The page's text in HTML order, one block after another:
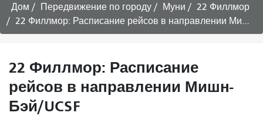
путешествовать
Дом Передвижение по городу Муни
22 Филлмор
22 Филлмор: Расписание рейсов в направлении Мишн-Бэй/UCSF
22 Филлмор: Расписание
рейсов в направлении Мишн-
Бэй/UCSF